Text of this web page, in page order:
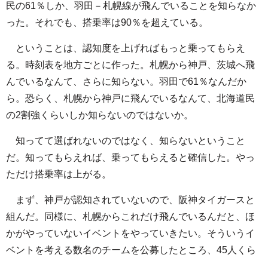
民の61％しか、羽田－札幌線が飛んでいることを知らなか
った。それでも、搭乗率は90％を超えている。
ということは、認知度を上げればもっと乗ってもらえ
る。時刻表を地方ごとに作った。札幌から神戸、茨城へ飛
んでいるなんて、さらに知らない。羽田で61％なんだか
ら。恐らく、札幌から神戸に飛んでいるなんて、北海道民
の2割強くらいしか知らないのではないか。
知ってて選ばれないのではなく、知らないということ
だ。知ってもらえれば、乗ってもらえると確信した。やっ
ただけ搭乗率は上がる。
まず、神戸が認知されていないので、阪神タイガースと
組んだ。同様に、札幌からこれだけ飛んでいるんだと、ほ
かがやっていないイベントをやっていきたい。そういうイ
ベントを考える数名のチームを公募したところ、45人くら